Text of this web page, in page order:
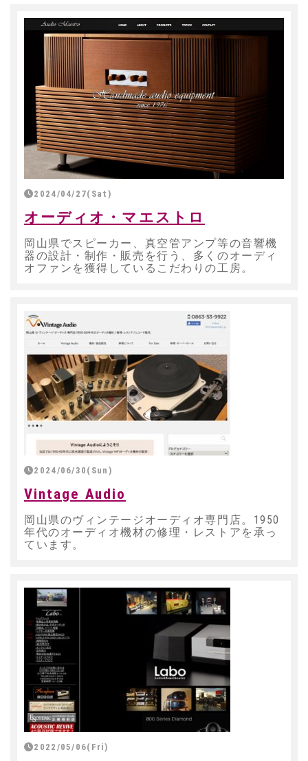
2024/04/27(Sat)
オーディオ・マエストロ
岡山県でスピーカー、真空管アンプ等の音響機
器の設計・制作・販売を行う、多くのオーディ
オファンを獲得しているこだわりの工房。
2024/06/30(Sun)
Vintage Audio
岡山県のヴィンテージオーディオ専門店。1950
年代のオーディオ機材の修理・レストアを承っ
ています。
2022/05/06(Fri)